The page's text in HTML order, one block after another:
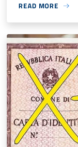
READ MORE